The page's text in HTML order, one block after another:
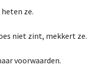
ze.
niet zint, mekkert ze.
voorwaarden.